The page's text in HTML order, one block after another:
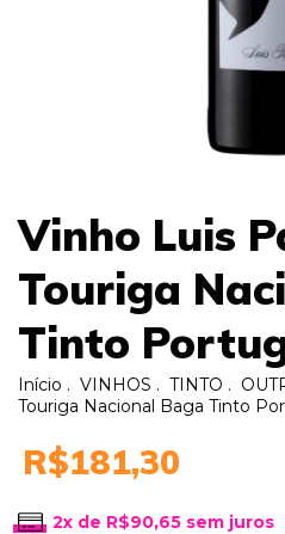
Vinho Luis
Touriga
Tinto
Início . VINHOS . TINTO .
Touriga Nacional Baga Tinto
R$181,30
2x de R$90,65sem juros